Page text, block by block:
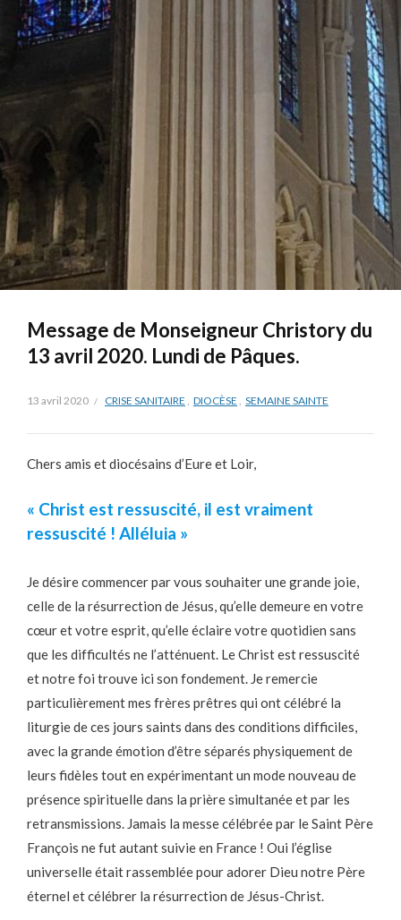
Message de Monseigneur Christory du
13 avril 2020. Lundi de Pâques.
13 avril 2020 CRISE SANITAIRE , DIOCÈSE , SEMAINE SAINTE
Chers amis et diocésains d’Eure et Loir,
« Christ est ressuscité, il est vraiment
ressuscité ! Alléluia »
Je désire commencer par vous souhaiter une grande joie,
celle de la résurrection de Jésus, qu’elle demeure en votre
cœur et votre esprit, qu’elle éclaire votre quotidien sans
que les difficultés ne l’atténuent. Le Christ est ressuscité
et notre foi trouve ici son fondement. Je remercie
particulièrement mes frères prêtres qui ont célébré la
liturgie de ces jours saints dans des conditions difficiles,
avec la grande émotion d’être séparés physiquement de
leurs fidèles tout en expérimentant un mode nouveau de
présence spirituelle dans la prière simultanée et par les
retransmissions. Jamais la messe célébrée par le Saint Père
François ne fut autant suivie en France ! Oui l’église
universelle était rassemblée pour adorer Dieu notre Père
éternel et célébrer la résurrection de Jésus-Christ.